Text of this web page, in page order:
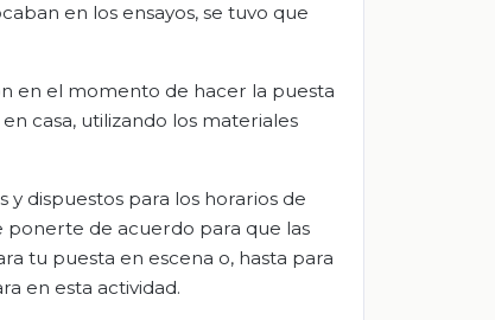
en los ensayos, se tuvo que
en el momento de hacer la puesta
casa, utilizando los materiales
y dispuestos para los horarios de
ponerte de acuerdo para que las
tu puesta en escena o, hasta para
en esta actividad.